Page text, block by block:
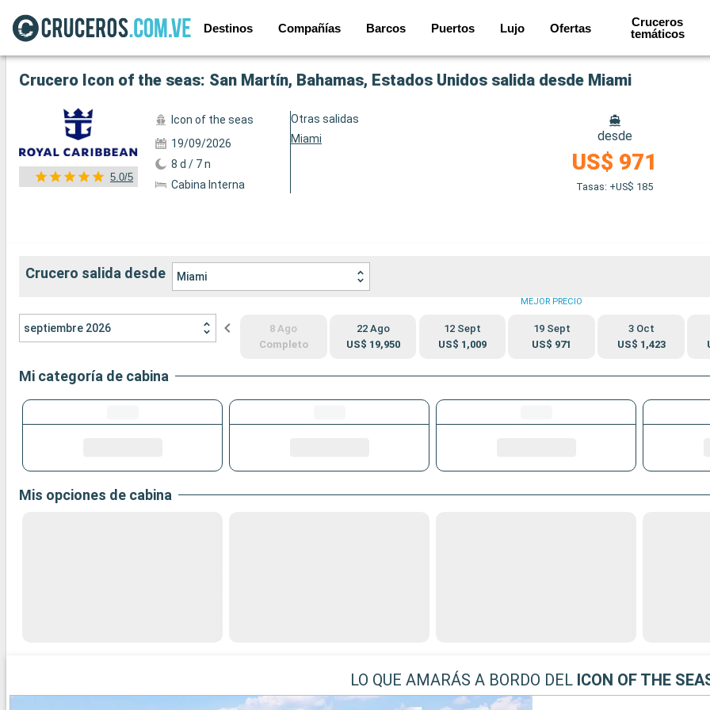
Destinos Compañías Barcos Puertos Lujo Ofertas
Cruceros
temáticos
Ver las 151 fotos siguientes
Crucero Icon of the seas: San Martín, Bahamas, Estados Unidos salida desde Miami
5.0/5
Icon of the seas
19/09/2026
8 d / 7 n
Cabina Interna
Otras salidas
Miami
desde
US$ 971
Tasas: +US$ 185
Crucero salida desde Miami
septiembre 2026
8 Ago
Completo
22 Ago
US$ 19,950
12 Sept
US$ 1,009
MEJOR PRECIO
19 Sept
US$ 971
3 Oct
US$ 1,423
Mi categoría de cabina
Mis opciones de cabina
LO QUE AMARÁS A BORDO DEL ICON OF THE